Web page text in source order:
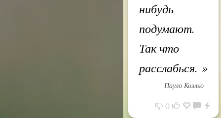
нибудь
подумают.
Так что
расслабься. »
Пауло Коэльо
0